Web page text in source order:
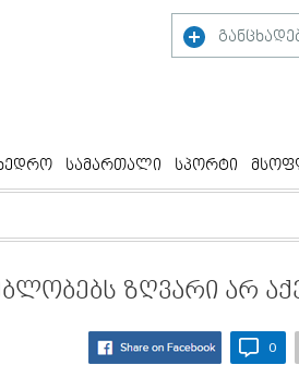
სამართალი სპორტი
ზღვარი არ
0